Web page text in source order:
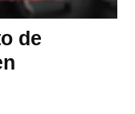
de